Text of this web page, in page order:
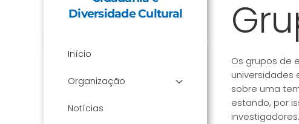
Os grupos de
universidades
sobre uma
estando, por
investigadores.
Diversidade Cultural
Início
Organização
Notícias